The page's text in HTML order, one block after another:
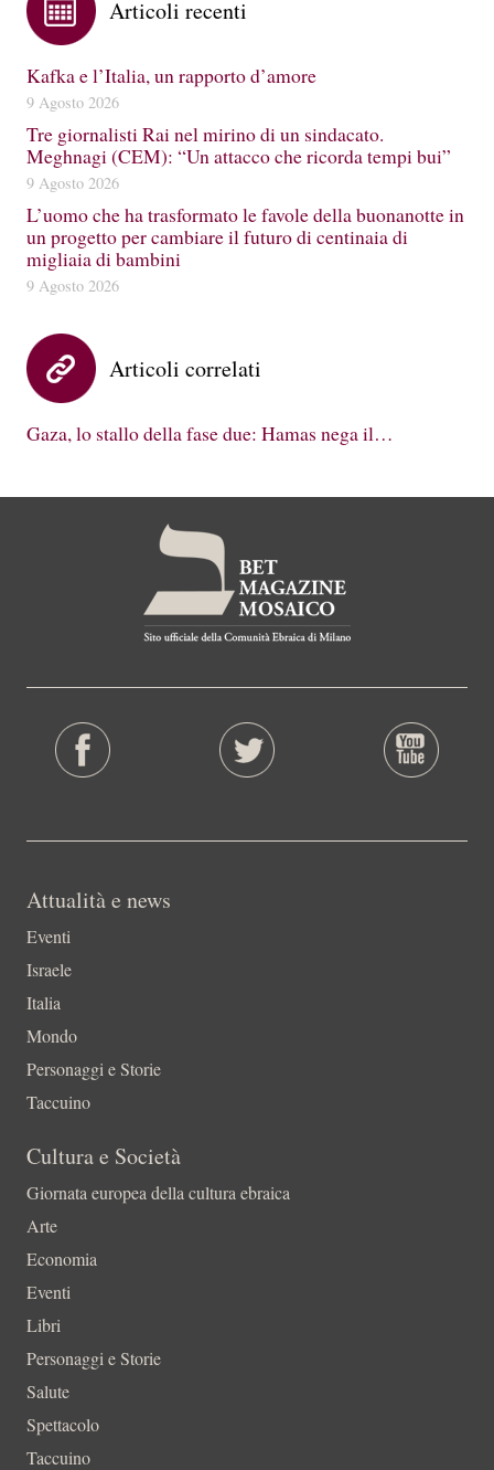
Articoli recenti
Kafka e l’Italia, un rapporto d’amore
9 Agosto 2026
Tre giornalisti Rai nel mirino di un sindacato.
Meghnagi (CEM): “Un attacco che ricorda tempi bui”
9 Agosto 2026
L’uomo che ha trasformato le favole della buonanotte in
un progetto per cambiare il futuro di centinaia di
migliaia di bambini
9 Agosto 2026
Articoli correlati
Gaza, lo stallo della fase due: Hamas nega il…
Attualità e news
Eventi
Israele
Italia
Mondo
Personaggi e Storie
Taccuino
Cultura e Società
Giornata europea della cultura ebraica
Arte
Economia
Eventi
Libri
Personaggi e Storie
Salute
Spettacolo
Taccuino